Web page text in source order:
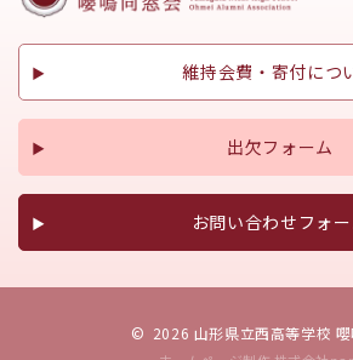
維持会費・寄付につ
出欠フォーム
お問い合わせフォ
© 2026 山形県立西高等学校